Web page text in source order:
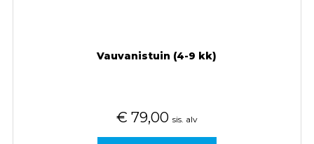
Vauvanistuin (4-9 kk)
€ 79,00 sis. alv